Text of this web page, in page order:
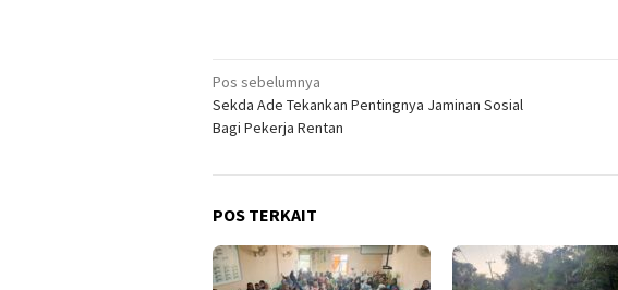
Navigasi
pos
Pos sebelumnya
Sekda Ade Tekankan Pentingnya Jaminan Sosial
Bagi Pekerja Rentan
POS TERKAIT